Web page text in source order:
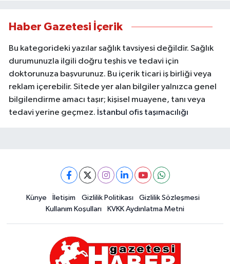
Haber Gazetesi İçerik
Bu kategorideki yazılar sağlık tavsiyesi değildir. Sağlık
durumunuzla ilgili doğru teşhis ve tedavi için
doktorunuza başvurunuz. Bu içerik ticari iş birliği veya
reklam içerebilir. Sitede yer alan bilgiler yalnızca genel
bilgilendirme amacı taşır; kişisel muayene, tanı veya
tedavi yerine geçmez. İstanbul ofis taşımacılığı
Künye İletişim Gizlilik Politikası
Gizlilik Sözleşmesi
Kullanım Koşulları
KVKK Aydınlatma Metni